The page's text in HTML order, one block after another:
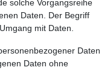
solche Vorgangsreihe
Daten. Der Begriff
mit Daten.
Daten
Daten ohne